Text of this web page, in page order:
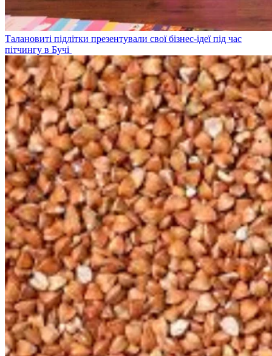
Талановиті підлітки презентували свої бізнес-ідеї під час
пітчингу в Бучі